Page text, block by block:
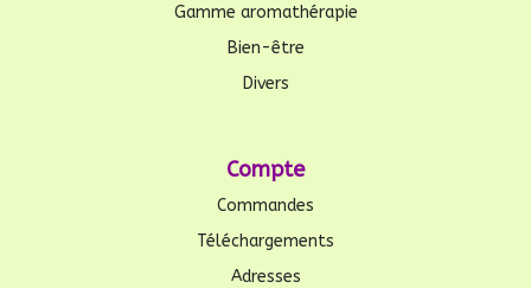
Gamme aromathérapie
Bien-être
Divers
Compte
Commandes
Téléchargements
Adresses